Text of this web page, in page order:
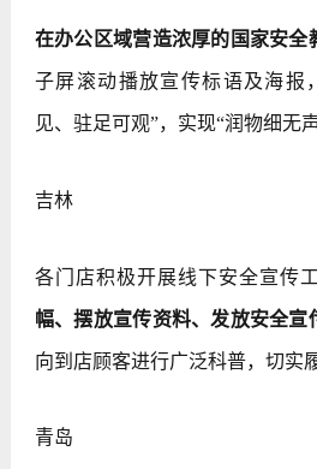
在办公区域营造浓厚的国家安全
子屏滚动播放宣传标语及海报
见、驻足可观”，实现“润物细无
吉林
各门店积极开展线下安全宣传
幅、摆放宣传资料、发放安全宣
向到店顾客进行广泛科普，切实
青岛